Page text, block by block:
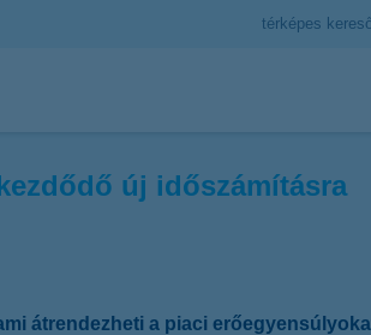
térképes
új időszámításra
átrendezheti a piaci